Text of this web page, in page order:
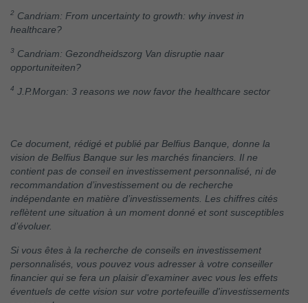
2 Candriam: From uncertainty to growth: why invest in
healthcare?
3 Candriam: Gezondheidszorg Van disruptie naar
opportuniteiten?
4 J.P.Morgan: 3 reasons we now favor the healthcare sector
Ce document, rédigé et publié par Belfius Banque, donne la
vision de Belfius Banque sur les marchés financiers. Il ne
contient pas de conseil en investissement personnalisé, ni de
recommandation d’investissement ou de recherche
indépendante en matière d’investissements. Les chiffres cités
reflètent une situation à un moment donné et sont susceptibles
d’évoluer.
Si vous êtes à la recherche de conseils en investissement
personnalisés, vous pouvez vous adresser à votre conseiller
financier qui se fera un plaisir d'examiner avec vous les effets
éventuels de cette vision sur votre portefeuille d'investissements